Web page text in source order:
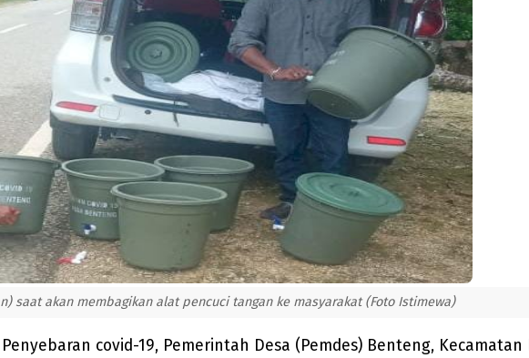
saat akan membagikan alat pencuci tangan ke masyarakat (Foto Istimewa)
covid-19, Pemerintah Desa (Pemdes) Benteng,